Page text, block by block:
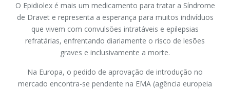
O Epidiolex é mais um medicamento para tratar a Síndrome
de Dravet e representa a esperança para muitos indivíduos
que vivem com convulsões intratáveis e epilepsias
refratárias, enfrentando diariamente o risco de lesões
graves e inclusivamente a morte.
Na Europa, o pedido de aprovação de introdução no
mercado encontra-se pendente na EMA (agência europeia